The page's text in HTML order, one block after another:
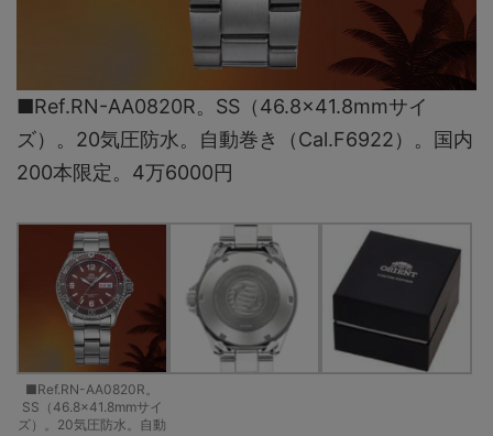
■Ref.RN-AA0820R。SS（46.8×41.8mmサイ
ズ）。20気圧防水。自動巻き（Cal.F6922）。国内
200本限定。4万6000円
■Ref.RN-AA0820R。
SS（46.8×41.8mmサイ
ズ）。20気圧防水。自動